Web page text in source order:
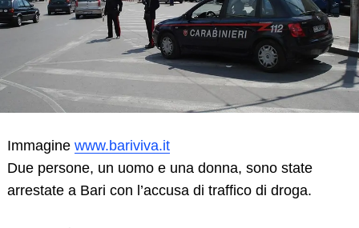
Immagine www.bariviva.it
Due persone, un uomo e una donna, sono state
arrestate a Bari con l’accusa di traffico di droga.